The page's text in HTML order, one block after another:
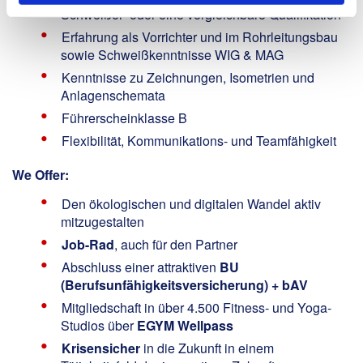
Schweißer oder eine vergleichbare Qualifikation
Erfahrung als Vorrichter und im Rohrleitungsbau
sowie Schweißkenntnisse WIG & MAG
Kenntnisse zu Zeichnungen, Isometrien und
Anlagenschemata
Führerscheinklasse B
Flexibilität, Kommunikations- und Teamfähigkeit
We Offer:
Den ökologischen und digitalen Wandel aktiv
mitzugestalten
Job-Rad, auch für den Partner
Abschluss einer attraktiven BU
(Berufsunfähigkeitsversicherung) + bAV
Mitgliedschaft in über 4.500 Fitness- und Yoga-
Studios überEGYM Wellpass
Krisensicher in die Zukunft in einem